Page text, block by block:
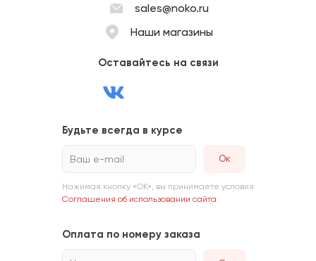
sales@noko.ru
Наши магазины
Оставайтесь на связи
Будьте всегда в курсе
Ваш e-mail
Нажимая кнопку «ОК», вы принимаете условия
Соглашения об использовании сайта
Оплата по номеру заказа